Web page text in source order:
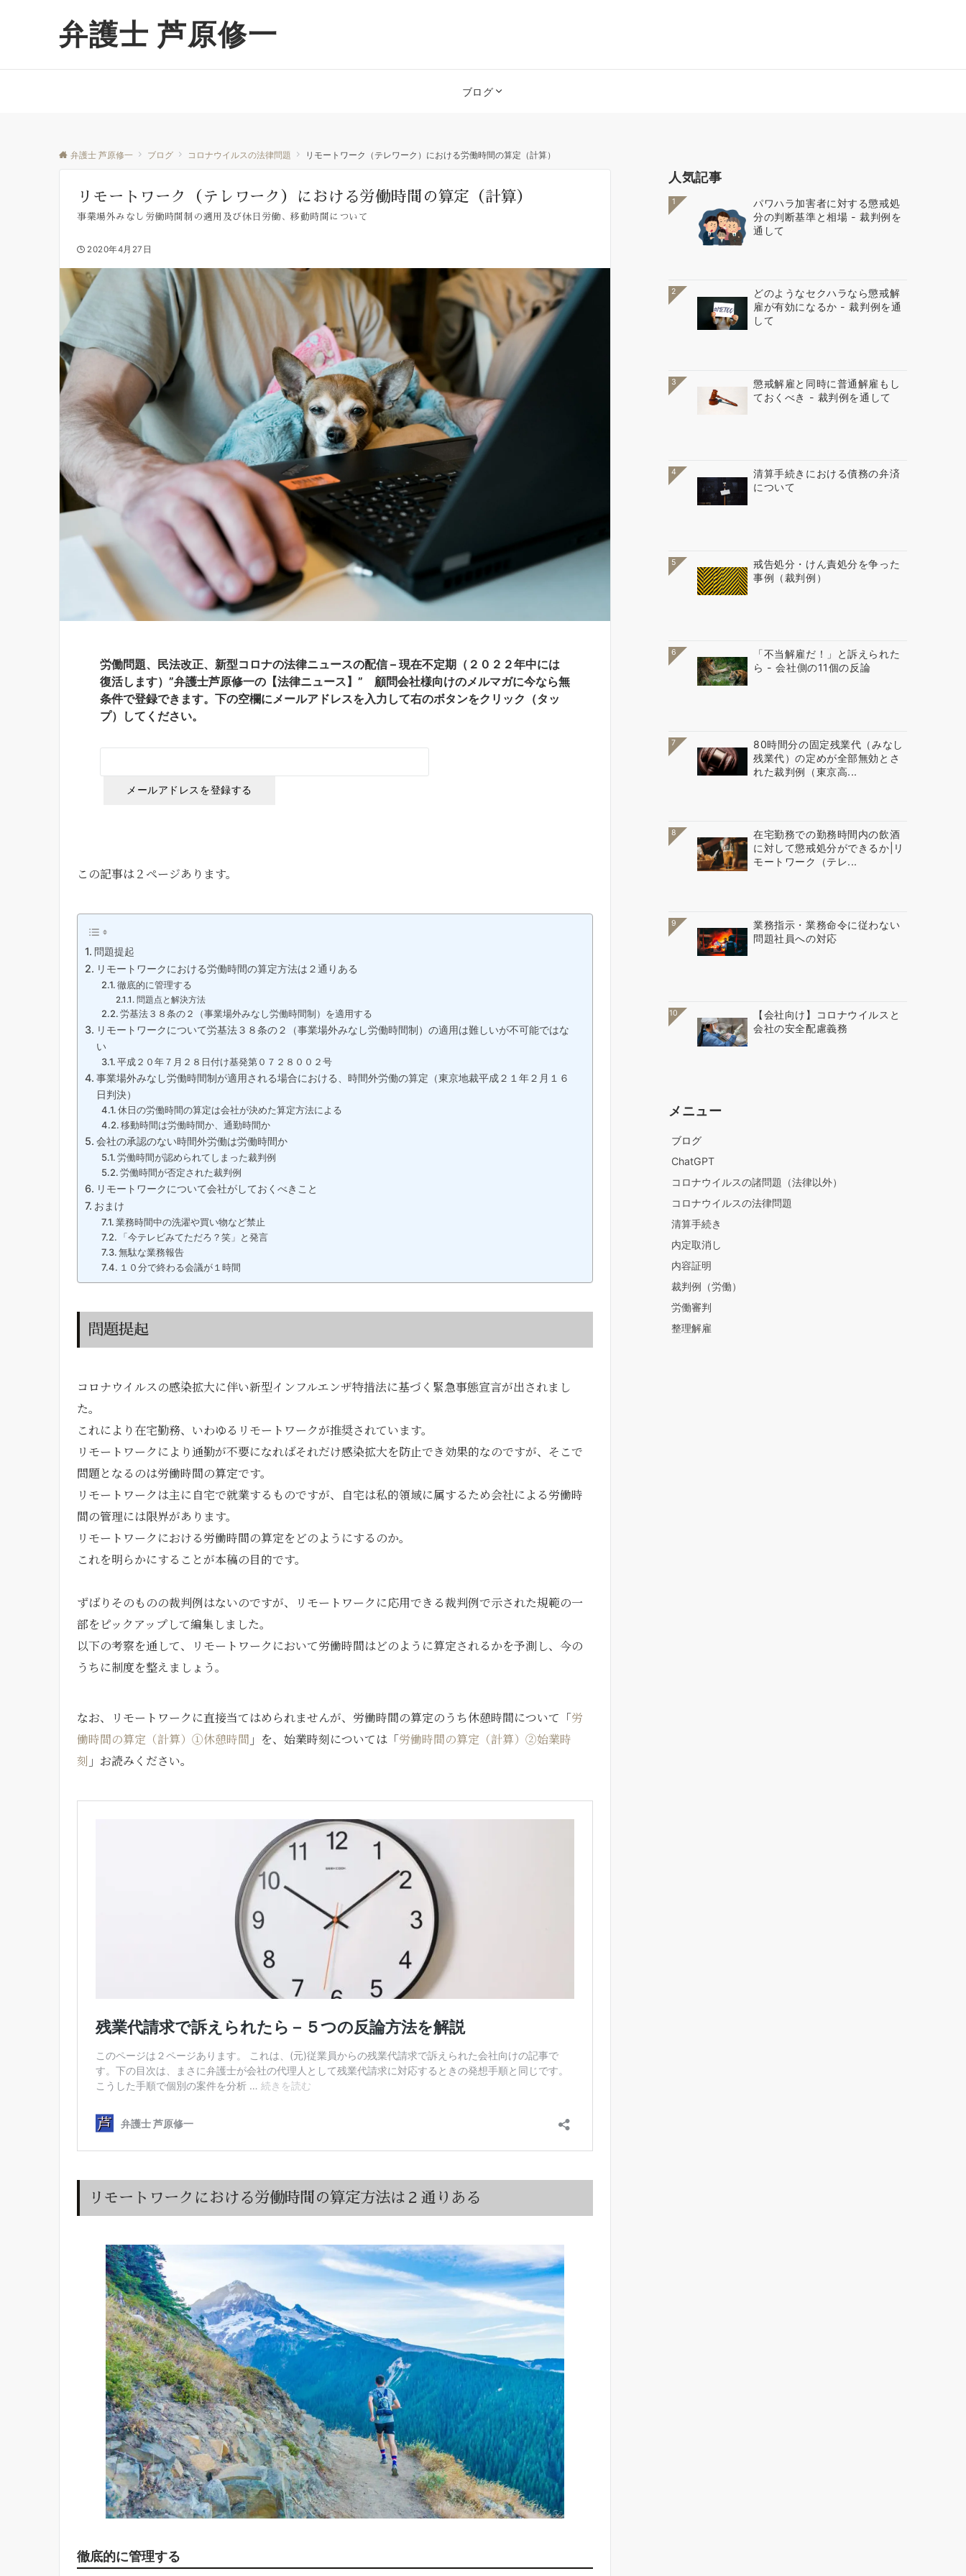
弁護士 芦原修一
ブログ
弁護士 芦原修一 ブログ コロナウイルスの法律問題 リモートワーク（テレワーク）における労働時間の算定（計算）
リモートワーク（テレワーク）における労働時間の算定（計算）
事業場外みなし労働時間制の適用及び休日労働、移動時間について
2020年4月27日
労働問題、民法改正、新型コロナの法律ニュースの配信 – 現在不定期（２０２２年中には
復活します）”弁護士芦原修一の【法律ニュース】” 顧問会社様向けのメルマガに今なら無
条件で登録できます。下の空欄にメールアドレスを入力して右のボタンをクリック（タッ
プ）してください。
この記事は２ページあります。
問題提起
リモートワークにおける労働時間の算定方法は２通りある
徹底的に管理する
問題点と解決方法
労基法３８条の２（事業場外みなし労働時間制）を適用する
リモートワークについて労基法３８条の２（事業場外みなし労働時間制）の適用は難しいが不可能ではな
い
平成２０年７月２８日付け基発第０７２８００２号
事業場外みなし労働時間制が適用される場合における、時間外労働の算定（東京地裁平成２１年２月１６
日判決）
休日の労働時間の算定は会社が決めた算定方法による
移動時間は労働時間か、通勤時間か
会社の承認のない時間外労働は労働時間か
労働時間が認められてしまった裁判例
労働時間が否定された裁判例
リモートワークについて会社がしておくべきこと
おまけ
業務時間中の洗濯や買い物など禁止
「今テレビみてただろ？笑」と発言
無駄な業務報告
１０分で終わる会議が１時間
問題提起
コロナウイルスの感染拡大に伴い新型インフルエンザ特措法に基づく緊急事態宣言が出されまし
た。
これにより在宅勤務、いわゆるリモートワークが推奨されています。
リモートワークにより通勤が不要になればそれだけ感染拡大を防止でき効果的なのですが、そこで
問題となるのは労働時間の算定です。
リモートワークは主に自宅で就業するものですが、自宅は私的領域に属するため会社による労働時
間の管理には限界があります。
リモートワークにおける労働時間の算定をどのようにするのか。
これを明らかにすることが本稿の目的です。
ずばりそのものの裁判例はないのですが、リモートワークに応用できる裁判例で示された規範の一
部をピックアップして編集しました。
以下の考察を通して、リモートワークにおいて労働時間はどのように算定されるかを予測し、今の
うちに制度を整えましょう。
なお、リモートワークに直接当てはめられませんが、労働時間の算定のうち休憩時間について「労
働時間の算定（計算）①休憩時間 」を、始業時刻については「労働時間の算定（計算）②始業時
刻 」お読みください。
リモートワークにおける労働時間の算定方法は２通りある
徹底的に管理する
人気記事
1
パワハラ加害者に対する懲戒処
分の判断基準と相場 - 裁判例を
通して
2
どのようなセクハラなら懲戒解
雇が有効になるか - 裁判例を通
して
3
懲戒解雇と同時に普通解雇もし
ておくべき - 裁判例を通して
4
清算手続きにおける債務の弁済
について
5
戒告処分・けん責処分を争った
事例（裁判例）
6
「不当解雇だ！」と訴えられた
ら - 会社側の11個の反論
7
80時間分の固定残業代（みなし
残業代）の定めが全部無効とさ
れた裁判例（東京高...
8
在宅勤務での勤務時間内の飲酒
に対して懲戒処分ができるか|リ
モートワーク（テレ...
9
業務指示・業務命令に従わない
問題社員への対応
10
【会社向け】コロナウイルスと
会社の安全配慮義務
メニュー
ブログ
ChatGPT
コロナウイルスの諸問題（法律以外）
コロナウイルスの法律問題
清算手続き
内定取消し
内容証明
裁判例（労働）
労働審判
整理解雇